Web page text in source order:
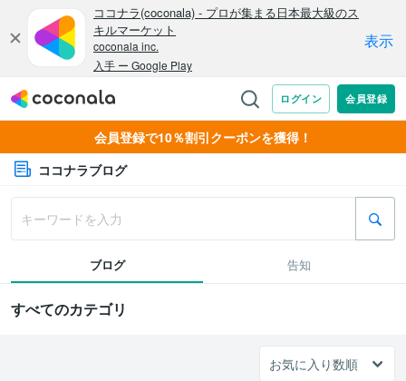
会員登録で10％割引クーポンを獲得！
ココナラブログ
ブログ 告知
すべてのカテゴリ